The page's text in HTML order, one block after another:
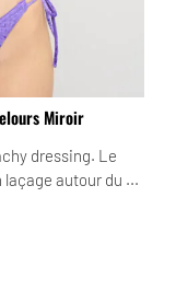
Miroir
dressing. Le
autour du ...